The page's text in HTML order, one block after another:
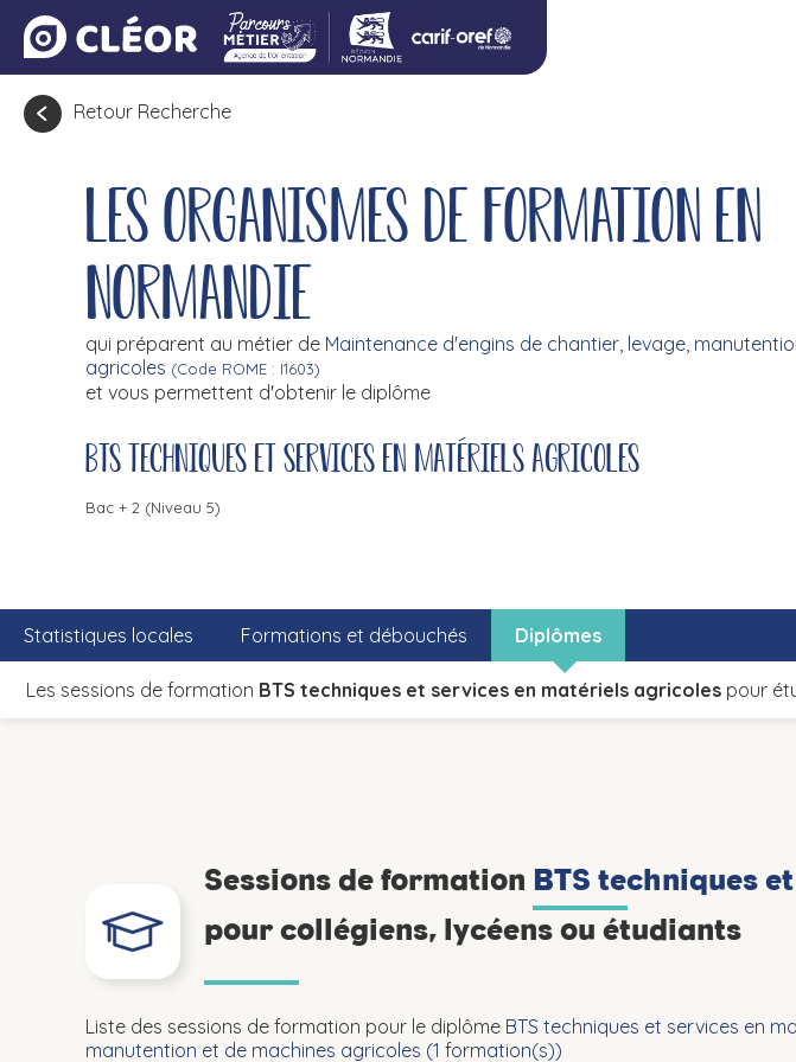
Retour Recherche
Les organismes de formation en
Normandie
qui préparent au métier de Maintenance d'engins de chantier, levage,
agricoles (Code ROME : I1603)
et vous permettent d'obtenir le diplôme
BTS techniques et services en matériels agricoles
Bac + 2 (Niveau 5)
Statistiques locales Formations et débouchés Diplômes
Les sessions de formation BTS techniques et services en matériels agricoles pour
Sessions de formation BTS techniques
pour collégiens, lycéens ou étudiants
Liste des sessions de formation pour le diplôme BTS techniques et services en
manutention et de machines agricoles (1 formation(s))